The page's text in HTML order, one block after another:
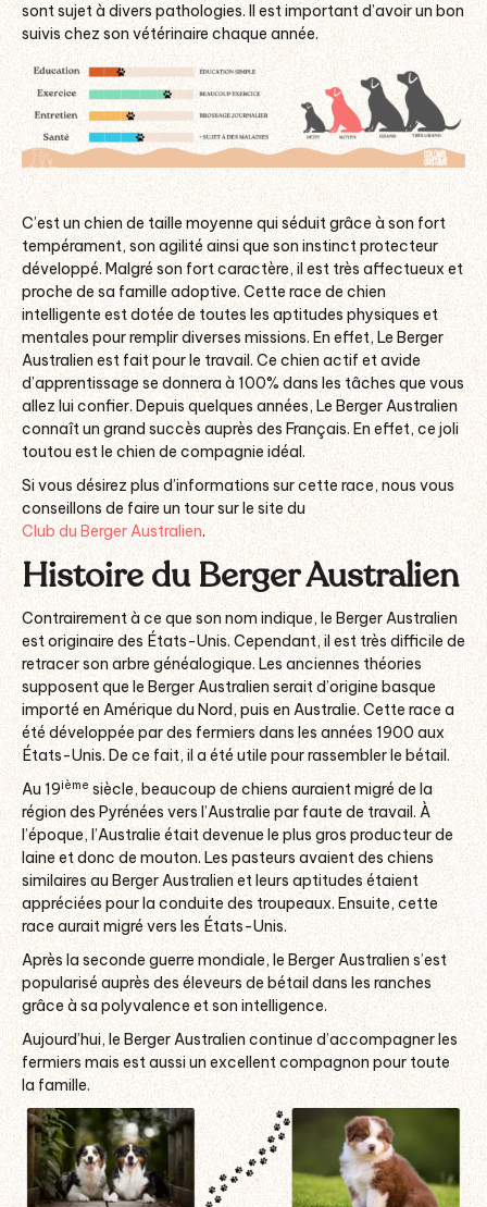
sont sujet à divers pathologies. Il est important d’avoir un bon
suivis chez son vétérinaire chaque année.
C’est un chien de taille moyenne qui séduit grâce à son fort
tempérament, son agilité ainsi que son instinct protecteur
développé. Malgré son fort caractère, il est très affectueux et
proche de sa famille adoptive. Cette race de chien
intelligente est dotée de toutes les aptitudes physiques et
mentales pour remplir diverses missions. En effet, Le Berger
Australien est fait pour le travail. Ce chien actif et avide
d’apprentissage se donnera à 100% dans les tâches que vous
allez lui confier. Depuis quelques années, Le Berger Australien
connaît un grand succès auprès des Français. En effet, ce joli
toutou est le chien de compagnie idéal.
Si vous désirez plus d’informations sur cette race, nous vous
conseillons de faire un tour sur le site du
Club du Berger Australien.
Histoire du Berger Australien
Contrairement à ce que son nom indique, le Berger Australien
est originaire des États-Unis. Cependant, il est très difficile de
retracer son arbre généalogique. Les anciennes théories
supposent que le Berger Australien serait d’origine basque
importé en Amérique du Nord, puis en Australie. Cette race a
été développée par des fermiers dans les années 1900 aux
États-Unis. De ce fait, il a été utile pour rassembler le bétail.
Au 19ième siècle, beaucoup de chiens auraient migré de la
région des Pyrénées vers l’Australie par faute de travail. À
l’époque, l’Australie était devenue le plus gros producteur de
laine et donc de mouton. Les pasteurs avaient des chiens
similaires au Berger Australien et leurs aptitudes étaient
appréciées pour la conduite des troupeaux. Ensuite, cette
race aurait migré vers les États-Unis.
Après la seconde guerre mondiale, le Berger Australien s’est
popularisé auprès des éleveurs de bétail dans les ranches
grâce à sa polyvalence et son intelligence.
Aujourd’hui, le Berger Australien continue d’accompagner les
fermiers mais est aussi un excellent compagnon pour toute
la famille.